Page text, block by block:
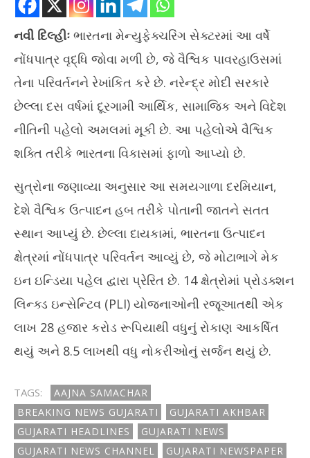
NOW VIEWING
December
31, 2024
નવી દિલ્હીઃ ભારતના મેન્યુફેક્ચરિંગ સેક્ટરમાં આ વર્ષે
નોંધપાત્ર વૃદ્ધિ જોવા મળી છે, જે વૈશ્વિક પાવરહાઉસમાં
તેના પરિવર્તનને રેખાંકિત કરે છે. નરેન્દ્ર મોદી સરકારે
છેલ્લા દસ વર્ષમાં દૂરગામી આર્થિક, સામાજિક અને વિદેશ
નીતિની પહેલો અમલમાં મૂકી છે. આ પહેલોએ વૈશ્વિક
શક્તિ તરીકે ભારતના વિકાસમાં ફાળો આપ્યો છે.
સુત્રોના જણાવ્યા અનુસાર આ સમયગાળા દરમિયાન,
દેશે વૈશ્વિક ઉત્પાદન હબ તરીકે પોતાની જાતને સતત
સ્થાન આપ્યું છે. છેલ્લા દાયકામાં, ભારતના ઉત્પાદન
ક્ષેત્રમાં નોંધપાત્ર પરિવર્તન આવ્યું છે, જે મોટાભાગે મેક
ઇન ઇન્ડિયા પહેલ દ્વારા પ્રેરિત છે. 14 ક્ષેત્રોમાં પ્રોડક્શન
લિન્ક્ડ ઇન્સેન્ટિવ (PLI) યોજનાઓની રજૂઆતથી એક
લાખ 28 હજાર કરોડ રૂપિયાથી વધુનું રોકાણ આકર્ષિત
થયું અને 8.5 લાખથી વધુ નોકરીઓનું સર્જન થયું છે.
TAGS:
AAJNA SAMACHAR
BREAKING NEWS GUJARATI
GUJARATI AKHBAR
GUJARATI HEADLINES
GUJARATI NEWS
GUJARATI NEWS CHANNEL
GUJARATI NEWSPAPER